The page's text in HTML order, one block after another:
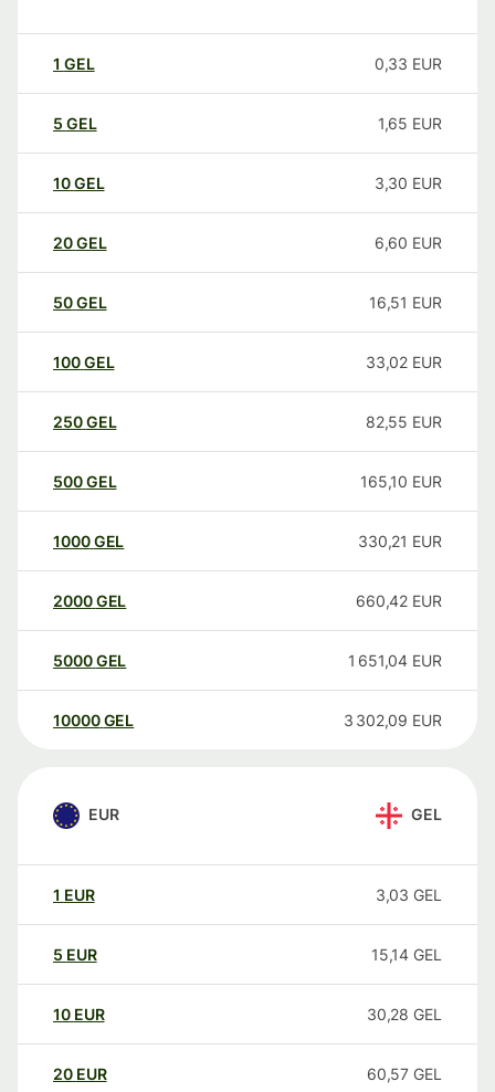
1 GEL 0,33 EUR
5 GEL 1,65 EUR
10GEL 3,30 EUR
20GEL 6,60 EUR
50GEL 16,51 EUR
100GEL 33,02 EUR
250GEL 82,55 EUR
500GEL 165,10 EUR
1000GEL 330,21 EUR
2000GEL 660,42 EUR
5000GEL 1 651,04 EUR
10000 GEL 3 302,09 EUR
EUR GEL
1 EUR 3,03 GEL
5 EUR 15,14 GEL
10 EUR 30,28 GEL
20 EUR 60,57 GEL